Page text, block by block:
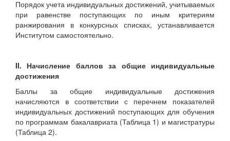
Порядок учета индивидуальных достижений, учитываемых
при равенстве поступающих по иным критериям
ранжирования в конкурсных списках, устанавливается
Институтом самостоятельно.
II. Начисление баллов за общие индивидуальные
достижения
Баллы за общие индивидуальные достижения
начисляются в соответствии с перечнем показателей
индивидуальных достижений поступающих для обучения
по программам бакалавриата (Таблица 1) и магистратуры
(Таблица 2).